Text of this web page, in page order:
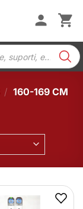
/ 160-169 CM